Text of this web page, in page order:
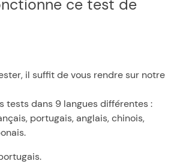
il suffit de vous rendre sur notre
tests dans 9 langues différentes :
portugais, anglais, chinois,